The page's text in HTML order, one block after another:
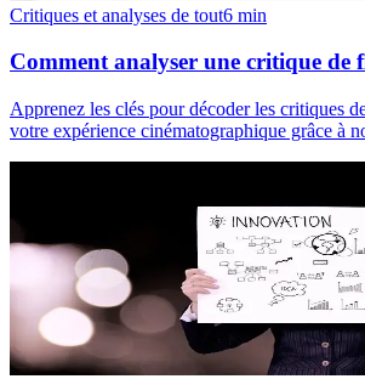
Critiques et analyses de tout6 min
Comment analyser une critique de
Apprenez les clés pour décoder les critiques
votre expérience cinématographique grâce à